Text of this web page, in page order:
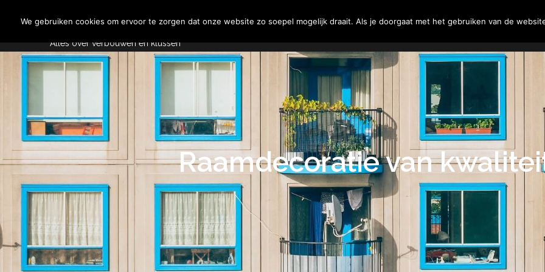
Aannemersspot
Alles over verbouwen en klussen
Tuin Woning Klussen
Raamdecoratie van
We gebruiken cookies om ervoor te zorgen dat onze website zo soepel mogelijk draait. Als je doorgaat met het gebruiken van de